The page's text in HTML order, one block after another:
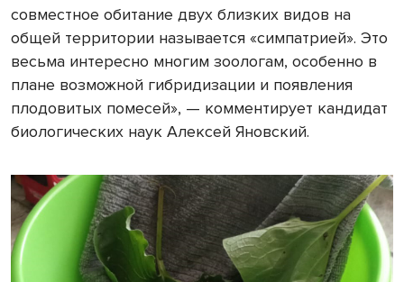
совместное обитание двух близких видов на
общей территории называется «симпатрией». Это
весьма интересно многим зоологам, особенно в
плане возможной гибридизации и появления
плодовитых помесей», — комментирует кандидат
биологических наук Алексей Яновский.